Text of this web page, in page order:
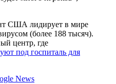
США лидирует в мире
(более 188 тысяч).
центр, где
под госпиталь для
News